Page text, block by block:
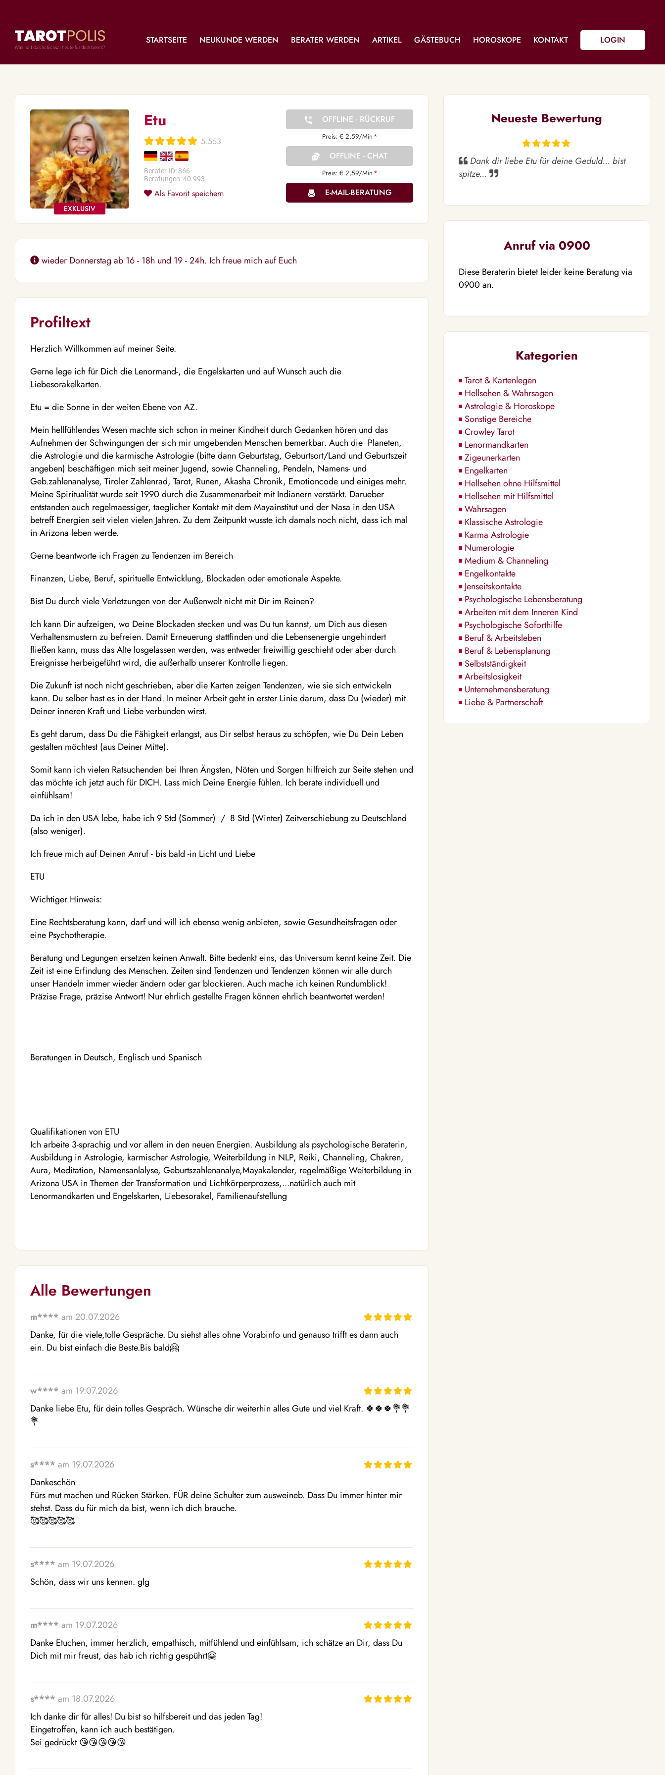
STARTSEITE NEUKUNDE WERDEN BERATER WERDEN ARTIKEL GÄSTEBUCH HOROSKOPE KONTAKT LOGIN
Etu
5.553
Berater-ID: 866
Beratungen: 40.993
Als Favorit speichern
OFFLINE - RÜCKRUF
Preis: € 2,59/Min *
OFFLINE - CHAT
Preis: € 2,59/Min *
E-MAIL-BERATUNG
wieder Donnerstag ab 16 - 18h und 19 - 24h. Ich freue mich auf Euch
Profiltext
Herzlich Willkommen auf meiner Seite.
Gerne lege ich für Dich die Lenormand-, die Engelskarten und auf Wunsch auch die
Liebesorakelkarten.
Etu = die Sonne in der weiten Ebene von AZ.
Mein hellfühlendes Wesen machte sich schon in meiner Kindheit durch Gedanken hören und das
Aufnehmen der Schwingungen der sich mir umgebenden Menschen bemerkbar. Auch die Planeten,
die Astrologie und die karmische Astrologie (bitte dann Geburtstag, Geburtsort/Land und Geburtszeit
angeben) beschäftigen mich seit meiner Jugend, sowie Channeling, Pendeln, Namens- und
Geb.zahlenanalyse, Tiroler Zahlenrad, Tarot, Runen, Akasha Chronik, Emotioncode und einiges mehr.
Meine Spiritualität wurde seit 1990 durch die Zusammenarbeit mit Indianern verstärkt. Darueber
entstanden auch regelmaessiger, taeglicher Kontakt mit dem Mayainstitut und der Nasa in den USA
betreff Energien seit vielen vielen Jahren. Zu dem Zeitpunkt wusste ich damals noch nicht, dass ich mal
in Arizona leben werde.
Gerne beantworte ich Fragen zu Tendenzen im Bereich
Finanzen, Liebe, Beruf, spirituelle Entwicklung, Blockaden oder emotionale Aspekte.
Bist Du durch viele Verletzungen von der Außenwelt nicht mit Dir im Reinen?
Ich kann Dir aufzeigen, wo Deine Blockaden stecken und was Du tun kannst, um Dich aus diesen
Verhaltensmustern zu befreien. Damit Erneuerung stattfinden und die Lebensenergie ungehindert
fließen kann, muss das Alte losgelassen werden, was entweder freiwillig geschieht oder aber durch
Ereignisse herbeigeführt wird, die außerhalb unserer Kontrolle liegen.
Die Zukunft ist noch nicht geschrieben, aber die Karten zeigen Tendenzen, wie sie sich entwickeln
kann. Du selber hast es in der Hand. In meiner Arbeit geht in erster Linie darum, dass Du (wieder) mit
Deiner inneren Kraft und Liebe verbunden wirst.
Es geht darum, dass Du die Fähigkeit erlangst, aus Dir selbst heraus zu schöpfen, wie Du Dein Leben
gestalten möchtest (aus Deiner Mitte).
Somit kann ich vielen Ratsuchenden bei Ihren Ängsten, Nöten und Sorgen hilfreich zur Seite stehen und
das möchte ich jetzt auch für DICH. Lass mich Deine Energie fühlen. Ich berate individuell und
einfühlsam!
Da ich in den USA lebe, habe ich 9 Std (Sommer) / 8 Std (Winter) Zeitverschiebung zu Deutschland
(also weniger).
Ich freue mich auf Deinen Anruf - bis bald -in Licht und Liebe
ETU
Wichtiger Hinweis:
Eine Rechtsberatung kann, darf und will ich ebenso wenig anbieten, sowie Gesundheitsfragen oder
eine Psychotherapie.
Beratung und Legungen ersetzen keinen Anwalt. Bitte bedenkt eins, das Universum kennt keine Zeit. Die
Zeit ist eine Erfindung des Menschen. Zeiten sind Tendenzen und Tendenzen können wir alle durch
unser Handeln immer wieder ändern oder gar blockieren. Auch mache ich keinen Rundumblick!
Präzise Frage, präzise Antwort! Nur ehrlich gestellte Fragen können ehrlich beantwortet werden!
Beratungen in Deutsch, Englisch und Spanisch
Qualifikationen von ETU
Ich arbeite 3-sprachig und vor allem in den neuen Energien. Ausbildung als psychologische Beraterin,
Ausbildung in Astrologie, karmischer Astrologie, Weiterbildung in NLP, Reiki, Channeling, Chakren,
Aura, Meditation, Namensanlalyse, Geburtszahlenanalye,Mayakalender, regelmäßige Weiterbildung in
Arizona USA in Themen der Transformation und Lichtkörperprozess,...natürlich auch mit
Lenormandkarten und Engelskarten, Liebesorakel, Familienaufstellung
Alle Bewertungen
m**** am 20.07.2026
Danke, für die viele,tolle Gespräche. Du siehst alles ohne Vorabinfo und genauso trifft es dann auch
ein. Du bist einfach die Beste.Bis bald🤗
w**** am 19.07.2026
Danke liebe Etu, für dein tolles Gespräch. Wünsche dir weiterhin alles Gute und viel Kraft. 🍀🍀🍀💐💐
💐
s**** am 19.07.2026
Dankeschön
Fürs mut machen und Rücken Stärken. FÜR deine Schulter zum ausweineb. Dass Du immer hinter mir
stehst. Dass du für mich da bist, wenn ich dich brauche.
🥰🥰🥰🥰🥰
s**** am 19.07.2026
Schön, dass wir uns kennen. glg
m**** am 19.07.2026
Danke Etuchen, immer herzlich, empathisch, mitfühlend und einfühlsam, ich schätze an Dir, dass Du
Dich mit mir freust, das hab ich richtig gespührt🤗
s**** am 18.07.2026
Ich danke dir für alles! Du bist so hilfsbereit und das jeden Tag!
Eingetroffen, kann ich auch bestätigen.
Sei gedrückt 😘😘😘😘😘
Neueste Bewertung
Dank dir liebe Etu für deine Geduld... bist
spitze...
Anruf via 0900
Diese Beraterin bietet leider keine Beratung via
0900 an.
Kategorien
Tarot & Kartenlegen
Hellsehen & Wahrsagen
Astrologie & Horoskope
Sonstige Bereiche
Crowley Tarot
Lenormandkarten
Zigeunerkarten
Engelkarten
Hellsehen ohne Hilfsmittel
Hellsehen mit Hilfsmittel
Wahrsagen
Klassische Astrologie
Karma Astrologie
Numerologie
Medium & Channeling
Engelkontakte
Jenseitskontakte
Psychologische Lebensberatung
Arbeiten mit dem Inneren Kind
Psychologische Soforthilfe
Beruf & Arbeitsleben
Beruf & Lebensplanung
Selbstständigkeit
Arbeitslosigkeit
Unternehmensberatung
Liebe & Partnerschaft